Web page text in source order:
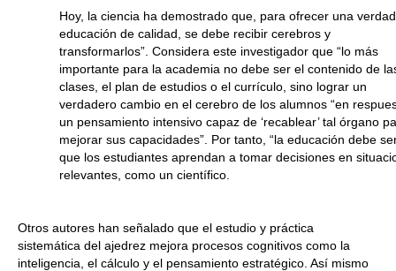
Hoy, la ciencia ha demostrado que, para ofrecer una
educación de calidad, se debe recibir cerebros y
transformarlos”. Considera este investigador que “lo más
importante para la academia no debe ser el contenido de
clases, el plan de estudios o el currículo, sino lograr un
verdadero cambio en el cerebro de los alumnos “en
un pensamiento intensivo capaz de ‘recablear’ tal órgano
mejorar sus capacidades”. Por tanto, “la educación debe
que los estudiantes aprendan a tomar decisiones en
relevantes, como un científico.
Otros autores han señalado que el estudio y práctica
sistemática del ajedrez mejora procesos cognitivos como la
inteligencia, el cálculo y el pensamiento estratégico. Así mismo